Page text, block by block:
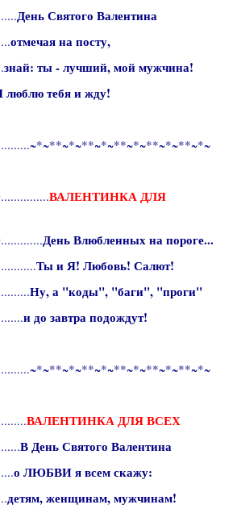
День Святого Валентина
отмечая на посту,
знай: ты - лучший, мой мужчина!
люблю тебя и жду!
ВАЛЕНТИНКА ДЛЯ
День Влюбленных на пороге...
Ты и Я! Любовь! Салют!
Ну, а "коды", "баги", "проги"
и до завтра подождут!
ВАЛЕНТИНКА ДЛЯ ВСЕХ
В День Святого Валентина
о ЛЮБВИ я всем скажу:
детям, женщинам, мужчинам!